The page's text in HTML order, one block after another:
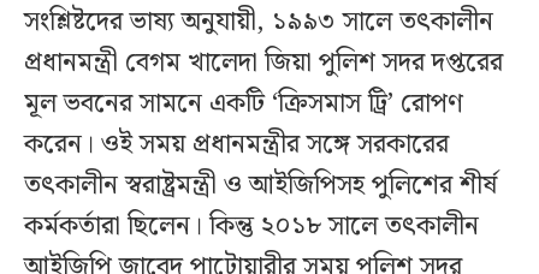
সংশ্লিষ্টদের ভাষ্য অনুযায়ী, ১৯৯৩ সালে তৎকালীন
প্রধানমন্ত্রী বেগম খালেদা জিয়া পুলিশ সদর দপ্তরের
মূল ভবনের সামনে একটি ‘ক্রিসমাস ট্রি’ রোপণ
করেন। ওই সময় প্রধানমন্ত্রীর সঙ্গে সরকারের
তৎকালীন স্বরাষ্ট্রমন্ত্রী ও আইজিপিসহ পুলিশের শীর্ষ
কর্মকর্তারা ছিলেন। কিন্তু ২০১৮ সালে তৎকালীন